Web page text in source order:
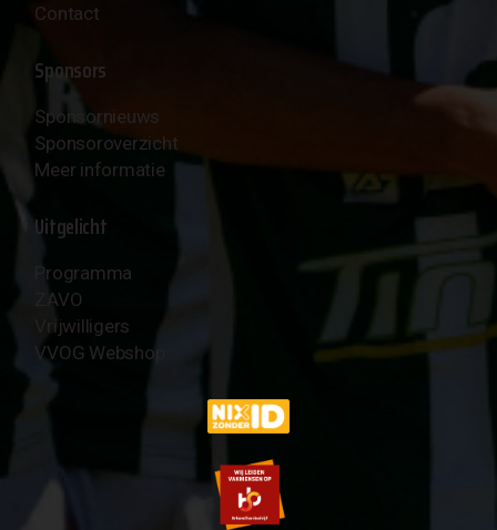
Contact
Sponsors
Sponsornieuws
Sponsoroverzicht
Meer informatie
Uitgelicht
Programma
ZAVO
Vrijwilligers
VVOG Webshop